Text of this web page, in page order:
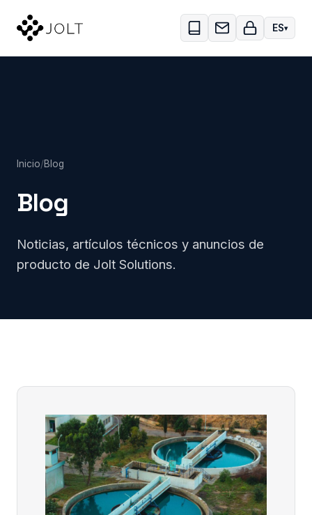
ES
Inicio/Blog
Blog
Noticias, artículos técnicos y anuncios de
producto de Jolt Solutions.